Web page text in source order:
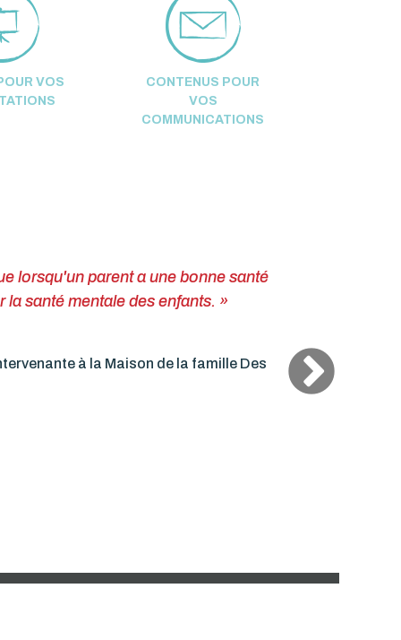
VOS
CONTENUS POUR
VOS
COMMUNICATIONS
de nos tout-petits, assurons-
meilleur soutien possible aux